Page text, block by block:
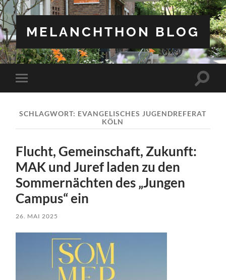
MELANCHTHON BLOG
Mobile-
Menü
SCHLAGWORT: EVANGELISCHES JUGENDREFERAT
KÖLN
Flucht, Gemeinschaft, Zukunft:
MAK und Juref laden zu den
Sommernächten des „Jungen
Campus“ ein
26. MAI 2025